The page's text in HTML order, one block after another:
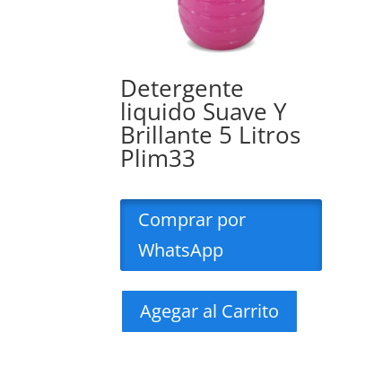
Detergente
liquido Suave Y
Brillante 5 Litros
Plim33
Comprar por
WhatsApp
Agegar al Carrito